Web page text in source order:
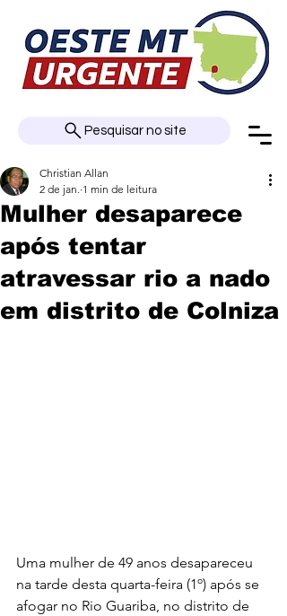
Pesquisar no site
Mulher desaparece
após tentar
atravessar rio a nado
em distrito de Colniza
Christian Allan
2 de jan. 1 min de leitura
Uma mulher de 49 anos desapareceu
na tarde desta quarta-feira (1º) após se
afogar no Rio Guariba, no distrito de